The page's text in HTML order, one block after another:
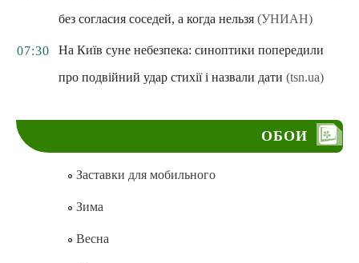
без согласия соседей, а когда нельзя (УНИАН)
07:30
На Київ суне небезпека: синоптики попередили
про подвійний удар стихії і назвали дати (tsn.ua)
ОБОИ
Заставки для мобильного
Зима
Весна